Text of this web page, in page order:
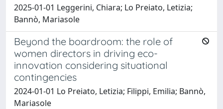
2025-01-01 Leggerini, Chiara; Lo Preiato, Letizia;
Bannò, Mariasole
Beyond the boardroom: the role of
women directors in driving eco-
innovation considering situational
contingencies
2024-01-01 Lo Preiato, Letizia; Filippi, Emilia; Bannò,
Mariasole